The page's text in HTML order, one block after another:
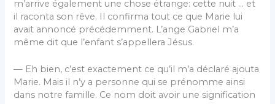
m’arrive également une chose étrange: cette nuit … et
il raconta son rêve. Il confirma tout ce que Marie lui
avait annoncé précédemment. L’ange Gabriel m’a
même dit que l’enfant s’appellera Jésus.
— Eh bien, c’est exactement ce qu’il m’a déclaré ajouta
Marie. Mais il n’y a personne qui se prénomme ainsi
dans notre famille. Ce nom doit avoir une signification